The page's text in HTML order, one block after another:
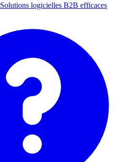
Solutions logicielles B2B efficaces